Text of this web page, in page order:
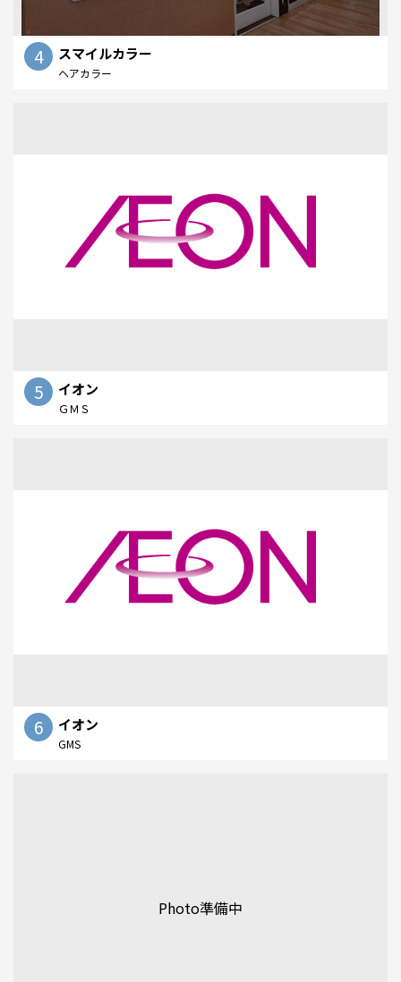
4 スマイルカラー
ヘアカラー
5 イオン
ＧＭＳ
6 イオン
GMS
Photo準備中